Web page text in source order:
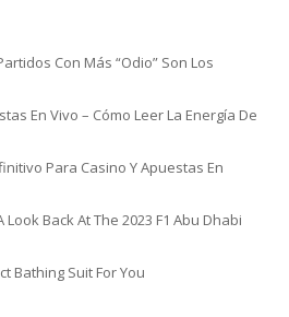
Con Más “Odio” Son Los
En Vivo – Cómo Leer La Energía De
Para Casino Y Apuestas En
Back At The 2023 F1 Abu Dhabi
Bathing Suit For You